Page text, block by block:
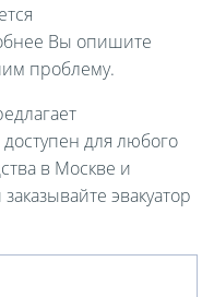
Вы опишите
проблему.
для любого
в Москве и
эвакуатор